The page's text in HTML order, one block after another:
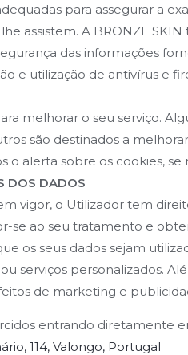
para assegurar a
assistem. A BRONZE
das informações
e utilização de antivírus e
melhorar o seu serviço.
são destinados a
o alerta sobre os cookies,
DOS DADOS
vigor, o Utilizador tem
se ao seu tratamento e
os seus dados sejam
serviços personalizados.
de marketing e
entrando diretamente
114, Valongo, Portugal